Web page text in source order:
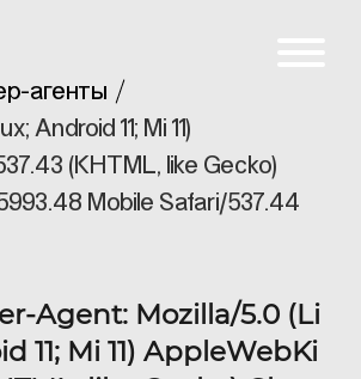
агенты
Android 11; Mi 11)
(KHTML, like Gecko)
Mobile Safari/537.44
Agent: Mozilla/5.0 (Li
11; Mi 11) AppleWebKi